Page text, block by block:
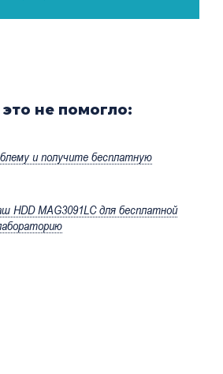
это не помогло:
и получите бесплатную
HDD MAG3091LC для бесплатной